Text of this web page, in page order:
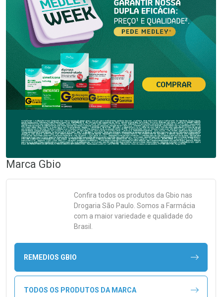
Marca Gbio
Confira todos os produtos da Gbio nas
Drogaria São Paulo. Somos a Farmácia
com a maior variedade e qualidade do
Brasil.
REMEDIOS GBIO
TODOS OS PRODUTOS DA MARCA